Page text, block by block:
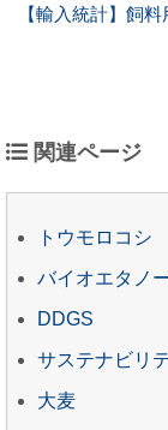
【輸入統計】飼
関連ページ
トウモロコシ
バイオエタノ
DDGS
サステナビリ
大麦